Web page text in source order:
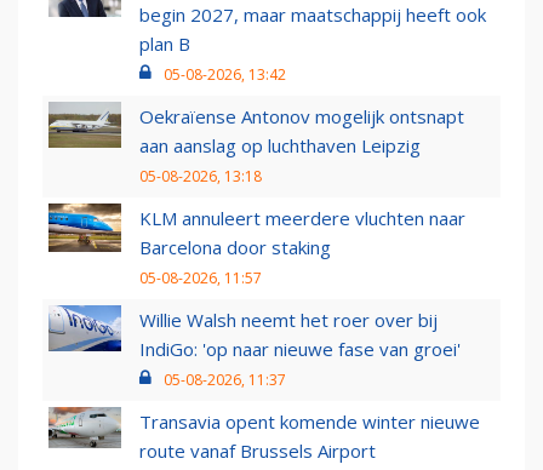
begin 2027, maar maatschappij heeft ook
plan B
05-08-2026, 13:42
Oekraïense Antonov mogelijk ontsnapt
aan aanslag op luchthaven Leipzig
05-08-2026, 13:18
KLM annuleert meerdere vluchten naar
Barcelona door staking
05-08-2026, 11:57
Willie Walsh neemt het roer over bij
IndiGo: 'op naar nieuwe fase van groei'
05-08-2026, 11:37
Transavia opent komende winter nieuwe
route vanaf Brussels Airport